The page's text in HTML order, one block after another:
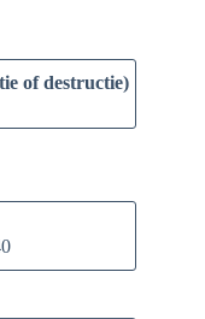
of destructie)